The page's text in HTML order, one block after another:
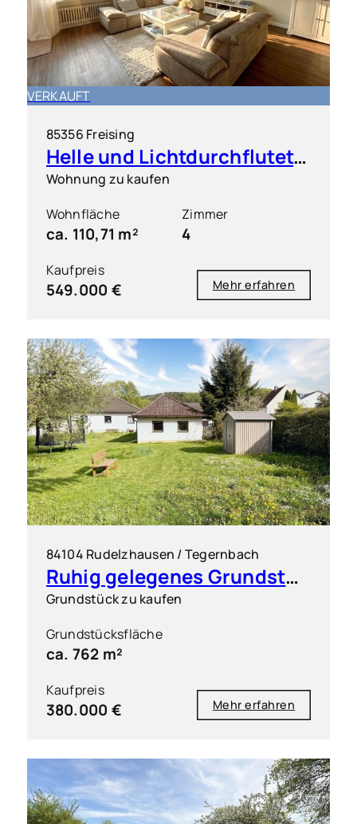
VERKAUFT
85356 Freising
Helle und Lichtdurchflutete 4 Zimmer Wohnung mit großem Süd-Westbalkon
Wohnung zu kaufen
Wohnfläche
ca. 110,71 m²
Zimmer
4
Kaufpreis
549.000 € Mehr erfahren
84104 Rudelzhausen / Tegernbach
Ruhig gelegenes Grundstück für einen Dreispänner
Grundstück zu kaufen
Grundstücksfläche
ca. 762 m²
Kaufpreis
380.000 € Mehr erfahren